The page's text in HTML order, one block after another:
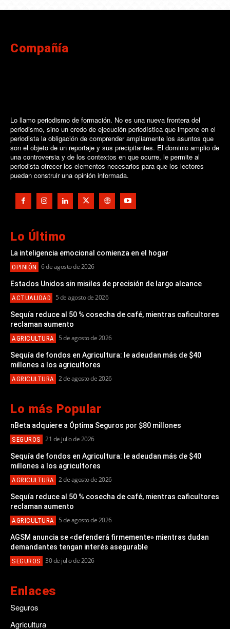
Compañía
Lo llamo periodismo de formación. No es una nueva frontera del
periodismo, sino un credo de ejecución periodística que impone en el
periodista la obligación de comprender ampliamente los asuntos que
son el objeto de un reportaje y sus precipitantes. El dominio amplio de
una controversia y de los contextos en que ocurre, le permite al
periodista ofrecer los elementos necesarios para que los lectores
puedan construir una opinión informada.
Lo Último
La inteligencia emocional comienza en el hogar
OPINIÓN 6 de agosto de 2026
Estados Unidos sin misiles de precisión de largo alcance
ACTUALIDAD 5 de agosto de 2026
Sequía reduce al 50 % cosecha de café, mientras caficultores
reclaman aumento
AGRICULTURA 5 de agosto de 2026
Sequía de fondos en Agricultura: le adeudan más de $40
millones a los agricultores
AGRICULTURA 2 de agosto de 2026
Lo más Popular
nBeta adquiere a Óptima Seguros por $80 millones
SEGUROS 21 de julio de 2026
Sequía de fondos en Agricultura: le adeudan más de $40
millones a los agricultores
AGRICULTURA 2 de agosto de 2026
Sequía reduce al 50 % cosecha de café, mientras caficultores
reclaman aumento
AGRICULTURA 5 de agosto de 2026
AGSM anuncia se «defenderá firmemente» mientras dudan
demandantes tengan interés asegurable
SEGUROS 30 de julio de 2026
Enlaces
Seguros
Agricultura